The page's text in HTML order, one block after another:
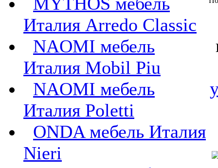
Италия Arredo Classic
NAOMI мебель
Италия Mobil Piu
NAOMI мебель
Италия Poletti
ONDA мебель Италия
Nieri